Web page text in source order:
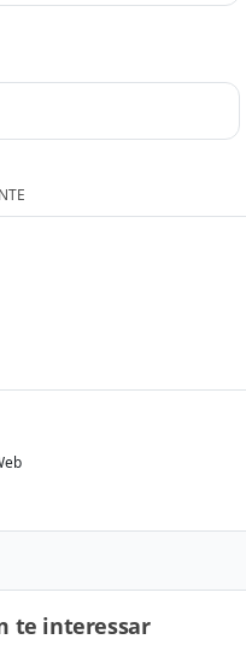
te interessar